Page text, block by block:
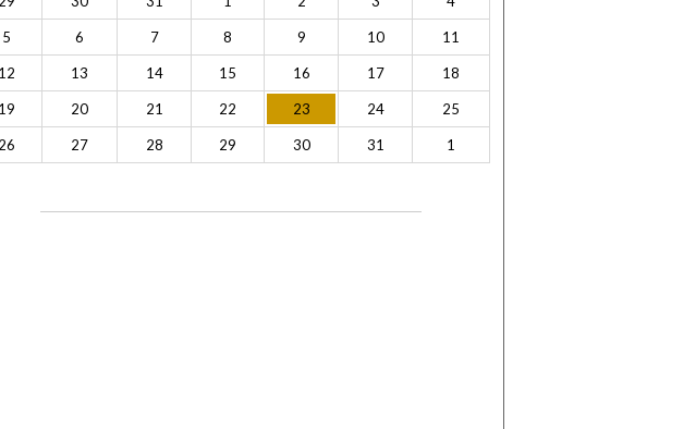
5 6 7 8 9 10 11
12 13 14 15 16 17 18
19 20 21 22 23 24 25
26 27 28 29 30 31 1